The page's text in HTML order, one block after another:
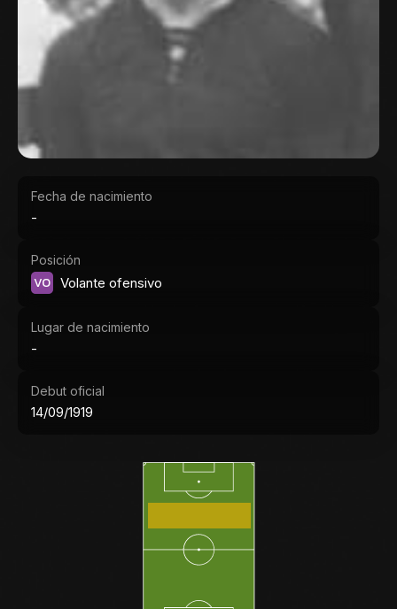
Fecha de nacimiento
-
Posición
VO Volante ofensivo
Lugar de nacimiento
-
Debut oficial
14/09/1919